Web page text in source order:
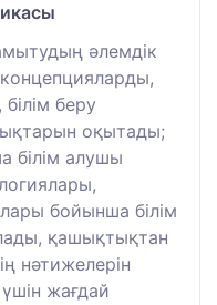
әлемдік
концепцияларды,
беру
оқытады;
білім алушы
бойынша білім
қашықтықтан
нәтижелерін
жағдай